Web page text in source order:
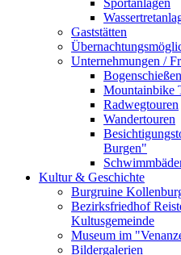
Sportanlagen
Gaststätten
Unternehmungen /
Mountainbike
Radwegtouren
Wandertouren
Burgen"
Kultur & Geschichte
Burgruine
Bezirksfriedhof
Kultusgemeinde
Museum im
Bildergalerien